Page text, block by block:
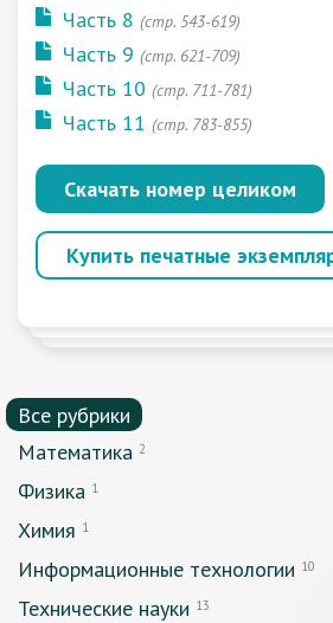
Часть 8 (стр. 543-619)
Часть 9 (стр. 621-709)
Часть 10 (стр. 711-781)
Часть 11 (стр. 783-855)
Скачать номер целиком
Купить печатные
Все рубрики
Математика 2
Физика 1
Химия 1
Информационные технологии 10
Технические науки 13